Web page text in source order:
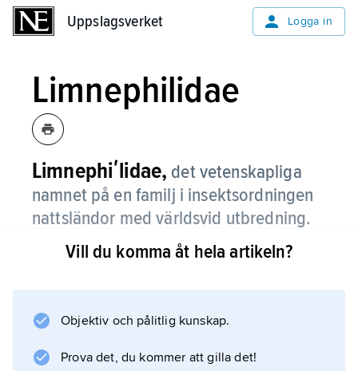
Uppslagsverket Logga in
Limnephilidae
Limnephiʹlidae, det vetenskapliga
namnet på en familj i insektsordningen
nattsländor med världsvid utbredning.
Av de ca 1 000 arterna förekommer de flesta
och har ofta enfärgat grå- till brungula,
larverna (husmaskarna) bygger rör av olika
Vill du komma åt hela artikeln?
Objektiv och pålitlig kunskap.
Prova det, du kommer att gilla det!